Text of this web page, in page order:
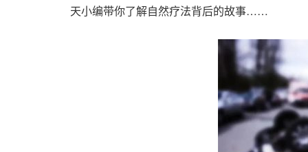
天小编带你了解自然疗法背后的故事……